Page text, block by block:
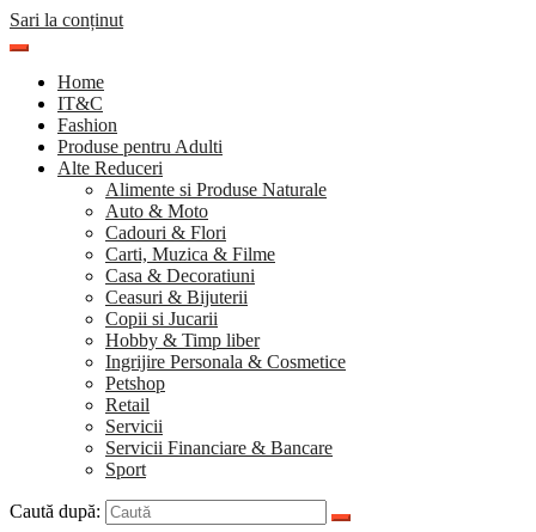
Sari la conținut
Home
IT&C
Fashion
Produse pentru Adulti
Alte Reduceri
Alimente si Produse Naturale
Auto & Moto
Cadouri & Flori
Carti, Muzica & Filme
Casa & Decoratiuni
Ceasuri & Bijuterii
Copii si Jucarii
Hobby & Timp liber
Ingrijire Personala & Cosmetice
Petshop
Retail
Servicii
Servicii Financiare & Bancare
Sport
Caută după: